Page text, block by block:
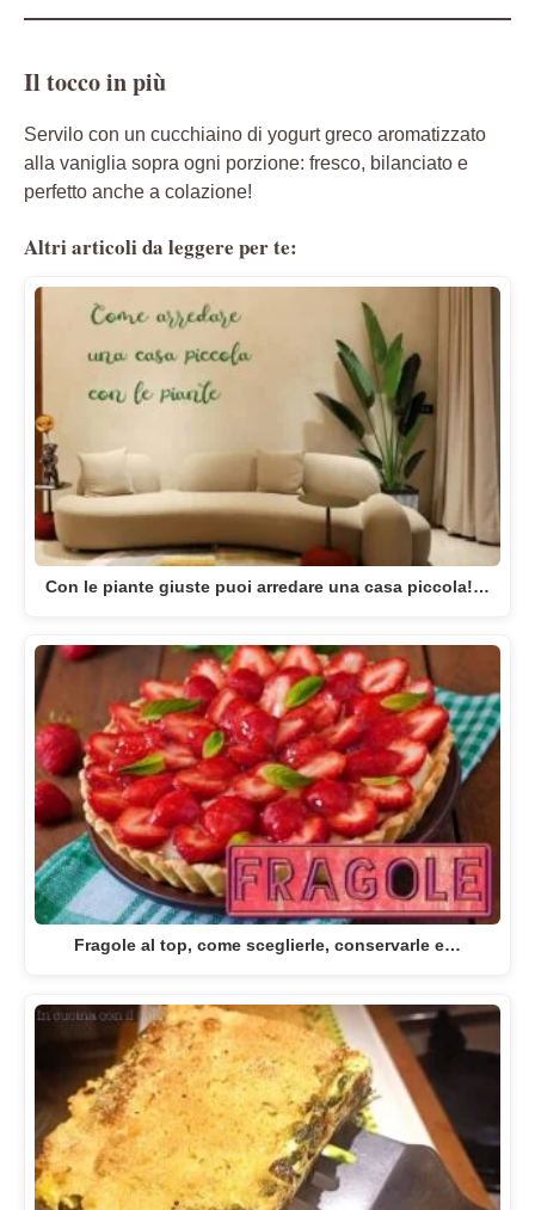
Il tocco in più
Servilo con un cucchiaino di yogurt greco aromatizzato
alla vaniglia sopra ogni porzione: fresco, bilanciato e
perfetto anche a colazione!
Altri articoli da leggere per te:
Con le piante giuste puoi arredare una casa piccola!…
Fragole al top, come sceglierle, conservarle e…